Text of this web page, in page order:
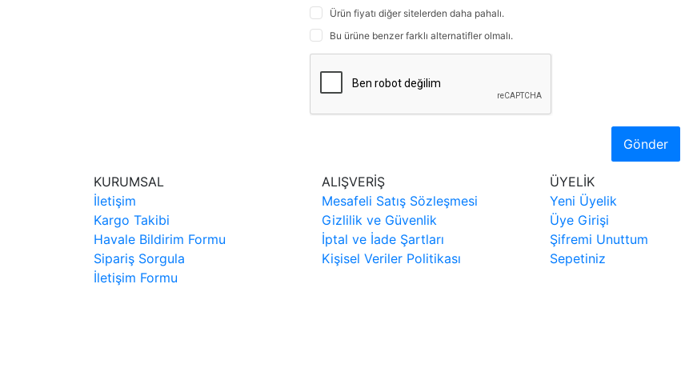
Ürün fiyatı diğer sitelerden daha pahalı.
Bu ürüne benzer farklı alternatifler olmalı.
Gönder
KURUMSAL
İletişim
Kargo Takibi
Havale Bildirim Formu
Sipariş Sorgula
İletişim Formu
ALIŞVERİŞ
Mesafeli Satış Sözleşmesi
Gizlilik ve Güvenlik
İptal ve İade Şartları
Kişisel Veriler Politikası
ÜYELİK
Yeni Üyelik
Üye Girişi
Şifremi Unuttum
Sepetiniz